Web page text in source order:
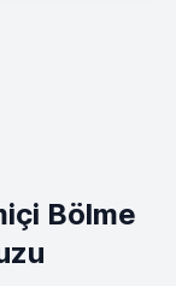
Bölme